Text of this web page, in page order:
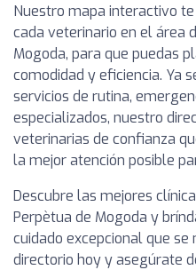
Nuestro mapa interactivo
cada veterinario en el área
Mogoda, para que puedas
comodidad y eficiencia. Ya
servicios de rutina,
especializados, nuestro
veterinarias de confianza
la mejor atención posible
Descubre las mejores
Perpètua de Mogoda y
cuidado excepcional que
directorio hoy y asegúrate